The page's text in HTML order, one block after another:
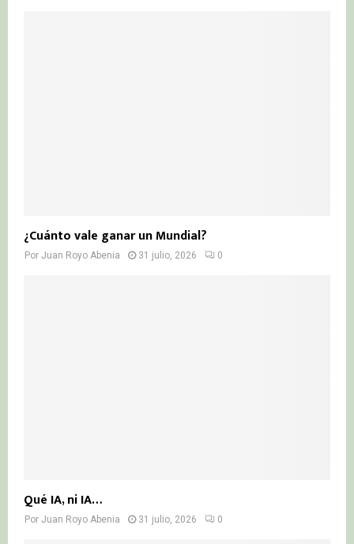
¿Cuánto vale ganar un Mundial?
Por Juan Royo Abenia 31 julio, 2026 0
Qué IA, ni IA…
Por Juan Royo Abenia 31 julio, 2026 0